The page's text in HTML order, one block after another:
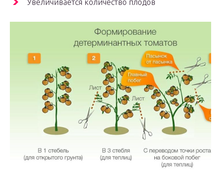
Увеличивается количество плодов